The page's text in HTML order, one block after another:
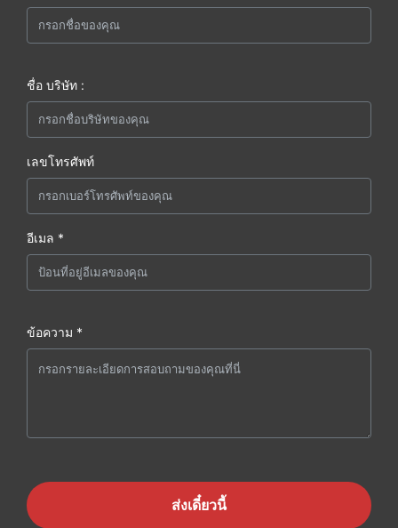
ชื่อ บริษัท :
เลขโทรศัพท์
อีเมล *
ข้อความ *
ส่งเดี๋ยวนี้